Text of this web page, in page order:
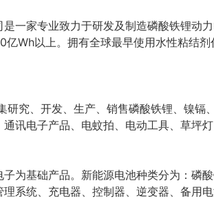
一家专业致力于研发及制造磷酸铁锂动
Wh以上。拥有全球最早使用水性粘结
研究、开发、生产、销售磷酸铁锂、镍镉
讯电子产品、电蚊拍、电动工具、草坪
为基础产品。新能源电池种类分为：磷
系统、充电器、控制器、逆变器、备用